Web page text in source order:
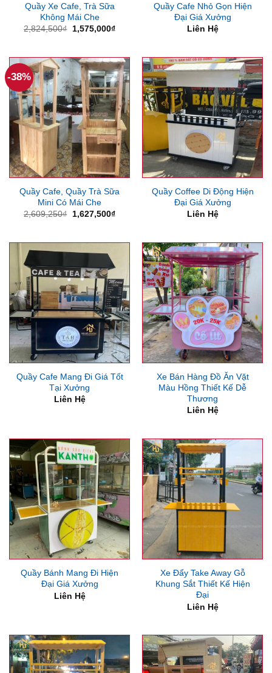
Quầy Xe Cafe, Trà Sữa
Không Mái Che
2,824,500₫
Giá
1,575,000₫Giá
1,575,000₫.
Quầy Cafe Nhỏ Gọn Hiện
Đại Giá Xưởng
Liên Hệ
-38%
Quầy Cafe, Quầy Trà Sữa
Mini Có Mái Che
2,609,250₫
Giá
1,627,500₫Giá
1,627,500₫.
Quầy Coffee Di Động Hiện
Đại Giá Xưởng
Liên Hệ
Quầy Cafe Mang Đi Giá Tốt
Tại Xưởng
Liên Hệ
Xe Bán Hàng Đồ Ăn Vặt
Màu Hồng Thiết Kế Dễ
Thương
Liên Hệ
Quầy Bánh Mang Đi Hiện
Đại Giá Xưởng
Liên Hệ
Xe Đẩy Take Away Gỗ
Khung Sắt Thiết Kế Hiện
Đại
Liên Hệ